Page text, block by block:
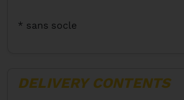
* sans socle
DELIVERY CONTENTS